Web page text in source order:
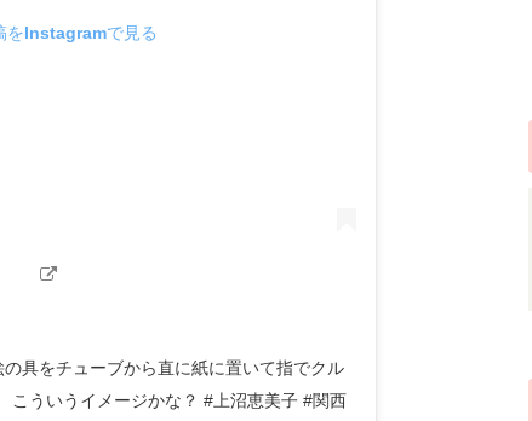
をInstagramで見る
具をチューブから直に紙に置いて指でクル
こういうイメージかな？ #上沼恵美子 #関西